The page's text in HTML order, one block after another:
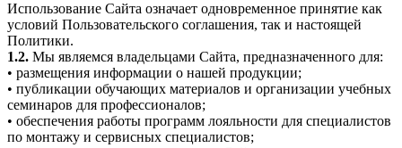
Использование Сайта означает одновременное принятие как
условий Пользовательского соглашения, так и настоящей
Политики.
1.2. Мы являемся владельцами Сайта, предназначенного для:
• размещения информации о нашей продукции;
• публикации обучающих материалов и организации учебных
семинаров для профессионалов;
• обеспечения работы программ лояльности для специалистов
по монтажу и сервисных специалистов;